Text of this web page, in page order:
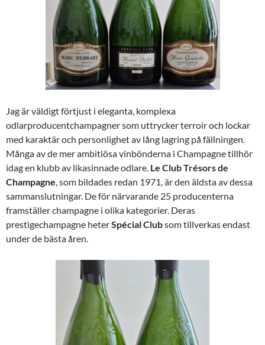
Jag är väldigt förtjust i eleganta, komplexa
odlarproducentchampagner som uttrycker terroir och lockar
med karaktär och personlighet av lång lagring på fällningen.
Många av de mer ambitiösa vinbönderna i Champagne tillhör
idag en klubb av likasinnade odlare. Le Club Trésors de
Champagne, som bildades redan 1971, är den äldsta av dessa
sammanslutningar. De för närvarande 25 producenterna
framställer champagne i olika kategorier. Deras
prestigechampagne heterSpécial Clubsom tillverkas endast
under de bästa åren.